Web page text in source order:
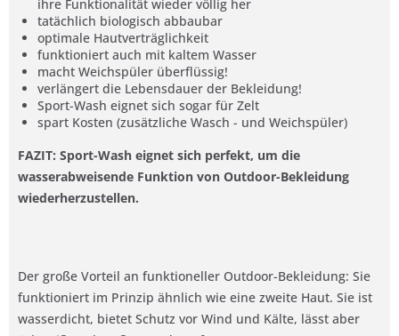
ihre Funktionalität wieder völlig her
tatächlich biologisch abbaubar
optimale Hautverträglichkeit
funktioniert auch mit kaltem Wasser
macht Weichspüler überflüssig!
verlängert die Lebensdauer der Bekleidung!
Sport-Wash eignet sich sogar für Zelt
spart Kosten (zusätzliche Wasch - und Weichspüler)
FAZIT: Sport-Wash eignet sich perfekt, um die
wasserabweisende Funktion von Outdoor-Bekleidung
wiederherzustellen.
Der große Vorteil an funktioneller Outdoor-Bekleidung: Sie
funktioniert im Prinzip ähnlich wie eine zweite Haut. Sie ist
wasserdicht, bietet Schutz vor Wind und Kälte, lässt aber